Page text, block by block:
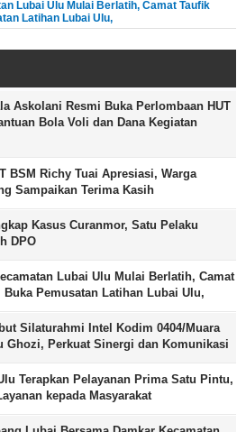
Lubai Ulu Mulai Berlatih, Camat Taufik
Latihan Lubai Ulu,
Askolani Resmi Buka Perlombaan HUT
Bola Voli dan Dana Kegiatan
BSM Richy Tuai Apresiasi, Warga
Sampaikan Terima Kasih
Kasus Curanmor, Satu Pelaku
DPO
Lubai Ulu Mulai Berlatih, Camat
Pemusatan Latihan Lubai Ulu,
Silaturahmi Intel Kodim 0404/Muara
Ghozi, Perkuat Sinergi dan Komunikasi
Terapkan Pelayanan Prima Satu Pintu,
kepada Masyarakat